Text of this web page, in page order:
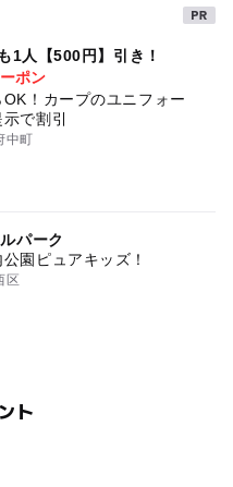
会 フォト撮影
休み
1人【500円】引き！
ポン
！カープのユニフォー
で割引
中町
パーク
園ピュアキッズ！
区
ト